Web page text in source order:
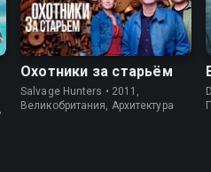
Охотники за старьём
Salvage Hunters • 2011,
Великобритания, Архитектура